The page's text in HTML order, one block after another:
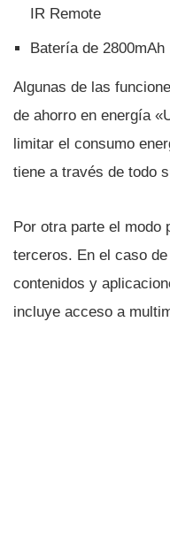
IR Remote
Baterí­a de 2800mAh
Algunas de las
de ahorro en energí­a
limitar el consumo
tiene a través de todo
Por otra parte el modo
terceros. En el caso
contenidos y
incluye acceso a